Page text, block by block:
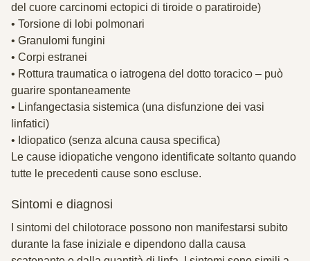
del cuore carcinomi ectopici di tiroide o paratiroide)
• Torsione di lobi polmonari
• Granulomi fungini
• Corpi estranei
• Rottura traumatica o iatrogena del dotto toracico – può
guarire spontaneamente
• Linfangectasia sistemica (una disfunzione dei vasi
linfatici)
• Idiopatico (senza alcuna causa specifica)
Le cause idiopatiche vengono identificate soltanto quando
tutte le precedenti cause sono escluse.
Sintomi e diagnosi
I sintomi del chilotorace possono non manifestarsi subito
durante la fase iniziale e dipendono dalla causa